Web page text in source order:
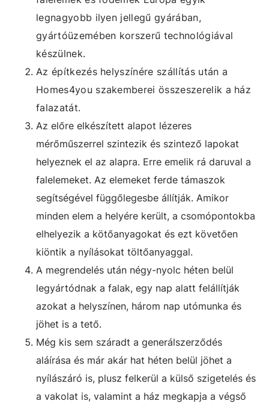
legnagyobb ilyen jellegű gyárában,
gyártóüzemében korszerű technológiával
készülnek.
Az építkezés helyszínére szállítás után a
Homes4you szakemberei összeszerelik a ház
falazatát.
Az előre elkészített alapot lézeres
mérőműszerrel szintezik és szintező lapokat
helyeznek el az alapra. Erre emelik rá daruval a
falelemeket. Az elemeket ferde támaszok
segítségével függőlegesbe állítják. Amikor
minden elem a helyére került, a csomópontokba
elhelyezik a kötőanyagokat és ezt követően
kiöntik a nyílásokat töltőanyaggal.
A megrendelés után négy-nyolc héten belül
legyártódnak a falak, egy nap alatt felállítják
azokat a helyszínen, három nap utómunka és
jöhet is a tető.
Még kis sem száradt a generálszerződés
aláírása és már akár hat héten belül jöhet a
nyílászáró is, plusz felkerül a külső szigetelés és
a vakolat is, valamint a ház megkapja a végső